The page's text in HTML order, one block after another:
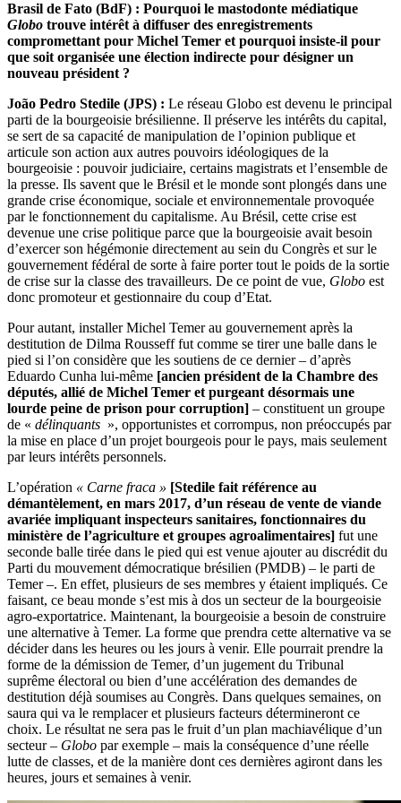
Brasil de Fato (BdF) : Pourquoi le mastodonte médiatique
Globo trouve intérêt à diffuser des enregistrements
compromettant pour Michel Temer et pourquoi insiste-il pour
que soit organisée une élection indirecte pour désigner un
nouveau président ?
João Pedro Stedile (JPS) : Le réseau Globo est devenu le principal
parti de la bourgeoisie brésilienne. Il préserve les intérêts du capital,
se sert de sa capacité de manipulation de l’opinion publique et
articule son action aux autres pouvoirs idéologiques de la
bourgeoisie : pouvoir judiciaire, certains magistrats et l’ensemble de
la presse. Ils savent que le Brésil et le monde sont plongés dans une
grande crise économique, sociale et environnementale provoquée
par le fonctionnement du capitalisme. Au Brésil, cette crise est
devenue une crise politique parce que la bourgeoisie avait besoin
d’exercer son hégémonie directement au sein du Congrès et sur le
gouvernement fédéral de sorte à faire porter tout le poids de la sortie
de crise sur la classe des travailleurs. De ce point de vue, Globo est
donc promoteur et gestionnaire du coup d’Etat.
Pour autant, installer Michel Temer au gouvernement après la
destitution de Dilma Rousseff fut comme se tirer une balle dans le
pied si l’on considère que les soutiens de ce dernier – d’après
Eduardo Cunha lui-même [ancien président de la Chambre des
députés, allié de Michel Temer et purgeant désormais une
lourde peine de prison pour corruption] – constituent un groupe
de « délinquants », opportunistes et corrompus, non préoccupés par
la mise en place d’un projet bourgeois pour le pays, mais seulement
par leurs intérêts personnels.
L’opération « Carne fraca » [Stedile fait référence au
démantèlement, en mars 2017, d’un réseau de vente de viande
avariée impliquant inspecteurs sanitaires, fonctionnaires du
ministère de l’agriculture et groupes agroalimentaires] fut une
seconde balle tirée dans le pied qui est venue ajouter au discrédit du
Parti du mouvement démocratique brésilien (PMDB) – le parti de
Temer –. En effet, plusieurs de ses membres y étaient impliqués. Ce
faisant, ce beau monde s’est mis à dos un secteur de la bourgeoisie
agro-exportatrice. Maintenant, la bourgeoisie a besoin de construire
une alternative à Temer. La forme que prendra cette alternative va se
décider dans les heures ou les jours à venir. Elle pourrait prendre la
forme de la démission de Temer, d’un jugement du Tribunal
suprême électoral ou bien d’une accélération des demandes de
destitution déjà soumises au Congrès. Dans quelques semaines, on
saura qui va le remplacer et plusieurs facteurs détermineront ce
choix. Le résultat ne sera pas le fruit d’un plan machiavélique d’un
secteur – Globo par exemple – mais la conséquence d’une réelle
lutte de classes, et de la manière dont ces dernières agiront dans les
heures, jours et semaines à venir.